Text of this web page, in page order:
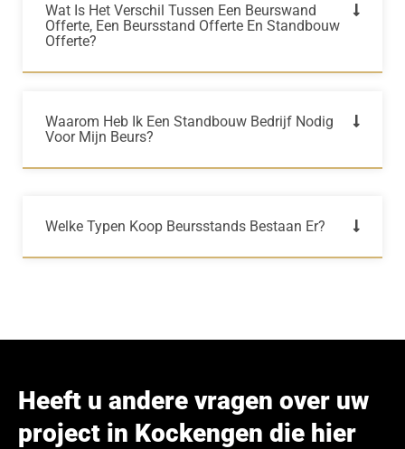
Wat Is Het Verschil Tussen Een Beurswand
Offerte, Een Beursstand Offerte En Standbouw
Offerte?
Waarom Heb Ik Een Standbouw Bedrijf Nodig
Voor Mijn Beurs?
Welke Typen Koop Beursstands Bestaan Er?
Heeft u andere vragen over uw
project in Kockengen die hier